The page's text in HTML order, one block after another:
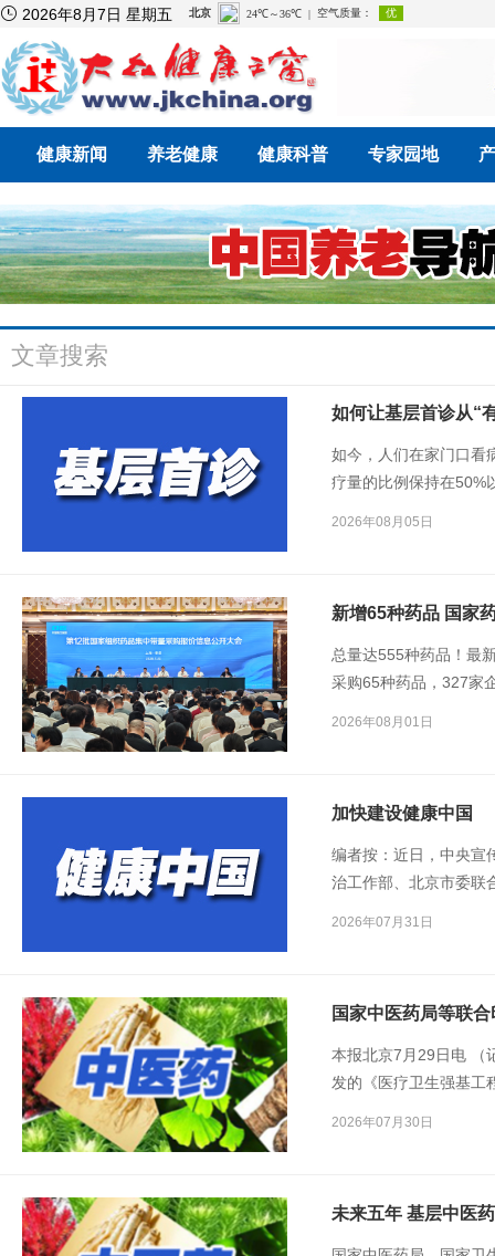
 2026年8月7日 星期五
健康新闻 养老健康 健康科普 专家园地
文章搜索
如何让基层首诊从“
如今，人们在家门口看
疗量的比例保持在50%
2026年08月05日
新增65种药品 国家
总量达555种药品！最
采购65种药品，327家
2026年08月01日
加快建设健康中国
编者按：近日，中央宣
治工作部、北京市委联
2026年07月31日
国家中医药局等联
本报北京7月29日电 （
发的《医疗卫生强基工
2026年07月30日
未来五年 基层中医